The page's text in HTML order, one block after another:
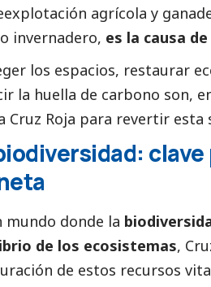
agrícola y
invernadero, es la causa
los espacios, restaurar
la huella de carbono son,
Cruz Roja para revertir esta
mundo donde la
de los ecosistemas,
de estos recursos